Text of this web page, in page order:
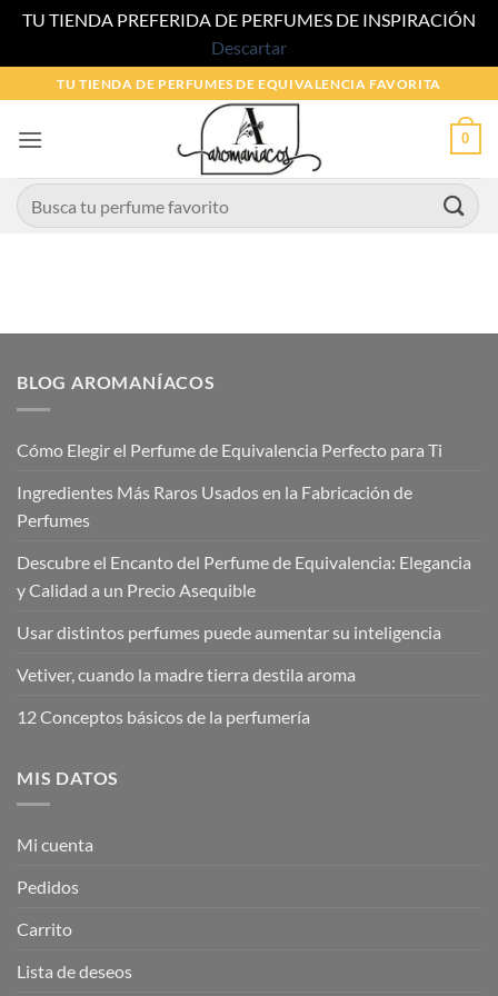
TU TIENDA PREFERIDA DE PERFUMES DE INSPIRACIÓN
Descartar
al
contenido
TU TIENDA DE PERFUMES DE EQUIVALENCIA FAVORITA
0
Buscar
por:
BLOG AROMANÍACOS
Cómo Elegir el Perfume de Equivalencia Perfecto para Ti
Ingredientes Más Raros Usados en la Fabricación de
Perfumes
Descubre el Encanto del Perfume de Equivalencia: Elegancia
y Calidad a un Precio Asequible
Usar distintos perfumes puede aumentar su inteligencia
Vetiver, cuando la madre tierra destila aroma
12 Conceptos básicos de la perfumería
MIS DATOS
Mi cuenta
Pedidos
Carrito
Lista de deseos